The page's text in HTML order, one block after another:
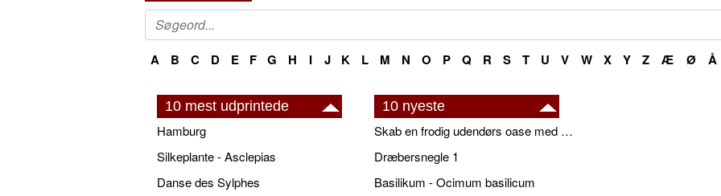
A B C D E F G H I J K L M N O P Q R S T U V W X Y Z Æ Ø Å
10 mest udprintede
Hamburg
Silkeplante - Asclepias
Danse des Sylphes
10 nyeste
Skab en frodig udendørs oase med smukke plantekrukker og elegante espalier
Dræbersnegle 1
Basilikum - Ocimum basilicum